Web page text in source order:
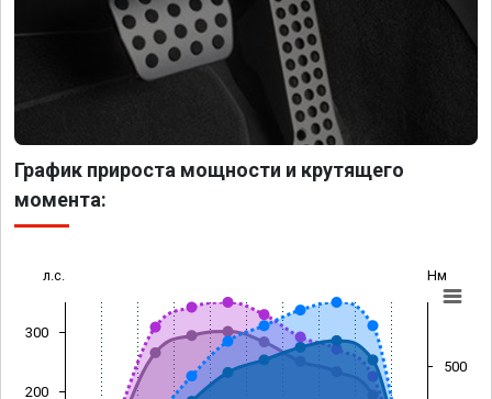
График прироста мощности и крутящего
момента:
л.с. Нм
200
300
500